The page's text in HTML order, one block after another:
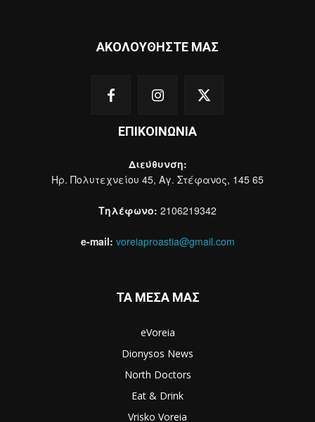
ΑΚΟΛΟΥΘΗΣΤΕ ΜΑΣ
ΕΠΙΚΟΙΝΩΝΙΑ
Διεύθυνση:
Ηρ. Πολυτεχνείου 45, Αγ. Στέφανος, 145 65
Τηλέφωνο: 2106219342
e-mail: voreiaproastia@gmail.com
ΤΑ ΜΕΣΑ ΜΑΣ
eVoreia
Dionysos News
North Doctors
Eat & Drink
Vrisko Voreia